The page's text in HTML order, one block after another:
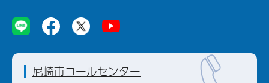
尼崎市コールセンター